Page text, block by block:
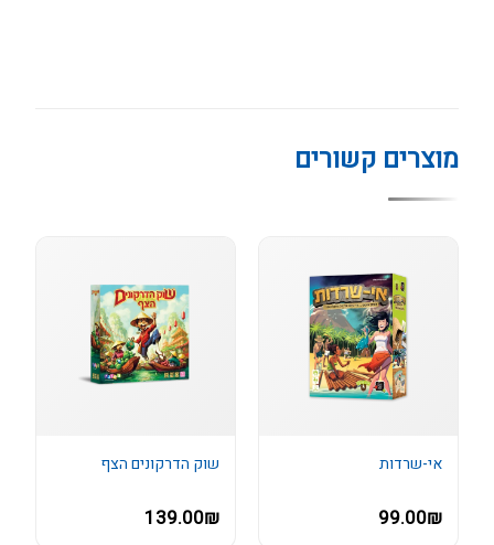
מוצרים קשורים
אי-שרדות
99.00₪
שוק הדרקונים הצף
139.00₪